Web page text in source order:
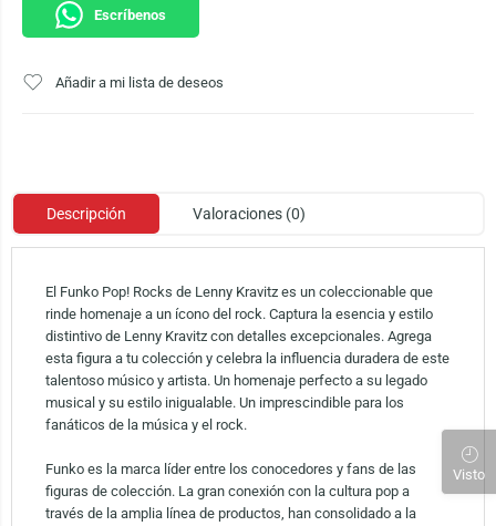
Escríbenos
Añadir a mi lista de deseos
Descripción Valoraciones (0)
El Funko Pop! Rocks de Lenny Kravitz es un coleccionable que
rinde homenaje a un ícono del rock. Captura la esencia y estilo
distintivo de Lenny Kravitz con detalles excepcionales. Agrega
esta figura a tu colección y celebra la influencia duradera de este
talentoso músico y artista. Un homenaje perfecto a su legado
musical y su estilo inigualable. Un imprescindible para los
fanáticos de la música y el rock.
Funko es la marca líder entre los conocedores y fans de las
figuras de colección. La gran conexión con la cultura pop a
través de la amplia línea de productos, han consolidado a la
Visto